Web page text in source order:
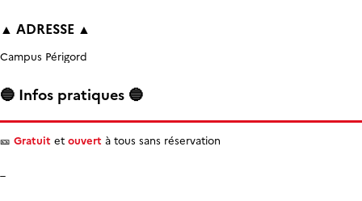
▲ ADRESSE ▲
Campus Périgord
🔵 Infos pratiques 🔵
🎫 Gratuit et ouvert à tous sans réservation
–